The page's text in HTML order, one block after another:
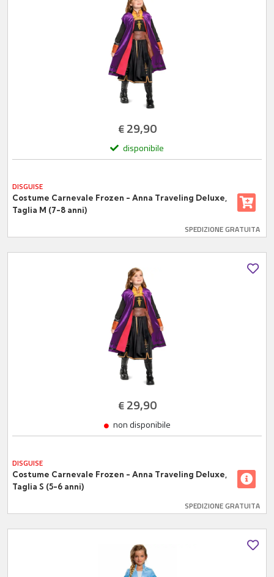
€29,90
disponibile
DISGUISE
Costume Carnevale Frozen - Anna Traveling Deluxe,
Taglia M (7-8 anni)
SPEDIZIONE GRATUITA
€29,90
non disponibile
DISGUISE
Costume Carnevale Frozen - Anna Traveling Deluxe,
Taglia S (5-6 anni)
SPEDIZIONE GRATUITA